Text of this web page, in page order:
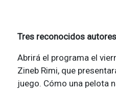
Tres reconocidos autores
Abrirá el programa el
Zineb Rimi, que
juego. Cómo una pelota